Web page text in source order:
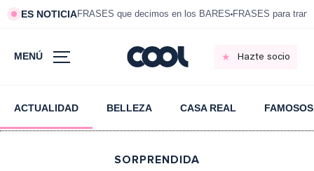
ES NOTICIAFRASES que decimos en los BARES FRASES para
MENÚ Hazte socio
ACTUALIDAD BELLEZA CASA REAL FAMOSOS
SORPRENDIDA